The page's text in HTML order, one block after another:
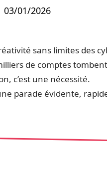
03/01/2026
sans limites des
de comptes
c’est une nécessité.
parade évidente,